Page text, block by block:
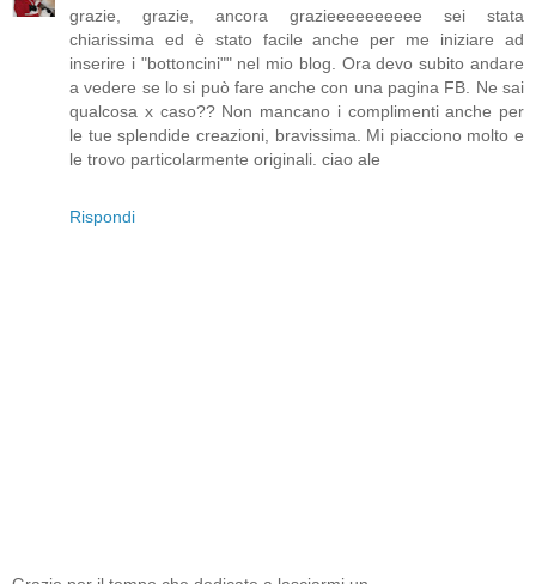
grazie, grazie, ancora grazieeeeeeeeee sei stata
chiarissima ed è stato facile anche per me iniziare ad
inserire i "bottoncini"" nel mio blog. Ora devo subito andare
a vedere se lo si può fare anche con una pagina FB. Ne sai
qualcosa x caso?? Non mancano i complimenti anche per
le tue splendide creazioni, bravissima. Mi piacciono molto e
le trovo particolarmente originali. ciao ale
Rispondi